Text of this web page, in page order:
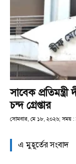
সাবেক
চন্দ গ্রেপ্তার
সোমবার, মে ১৮, ২০২৬; সময় :
এ মুহূর্তের সংবাদ